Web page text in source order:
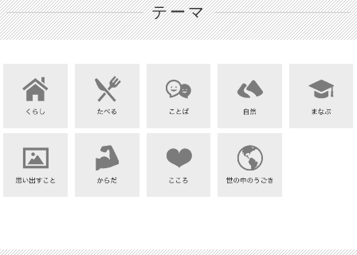
テーマ